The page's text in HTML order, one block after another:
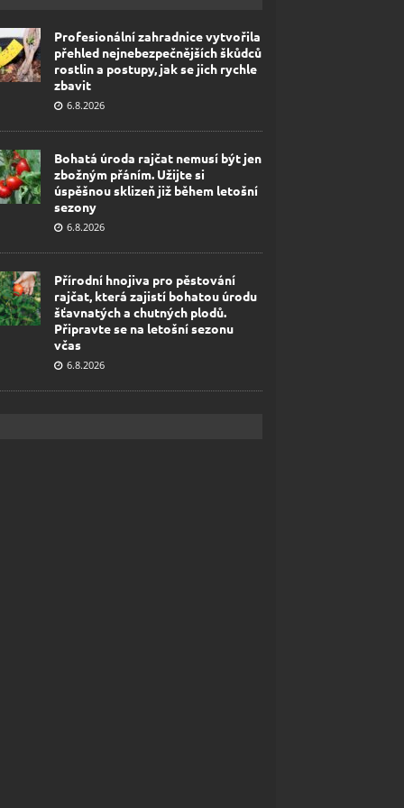
Profesionální zahradnice vytvořila
přehled nejnebezpečnějších škůdců
rostlin a postupy, jak se jich rychle
zbavit
6.8.2026
Bohatá úroda rajčat nemusí být jen
zbožným přáním. Užijte si
úspěšnou sklizeň již během letošní
sezony
6.8.2026
Přírodní hnojiva pro pěstování
rajčat, která zajistí bohatou úrodu
šťavnatých a chutných plodů.
Připravte se na letošní sezonu
včas
6.8.2026